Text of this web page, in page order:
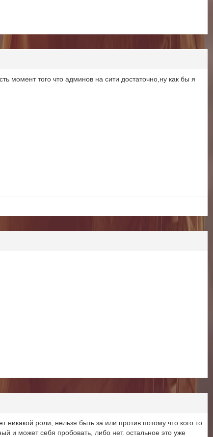
момент того что админов на сити достаточно,ну как бы я
никакой роли, нельзя быть за или против потому что кого то
и может себя пробовать, либо нет. остальное это уже